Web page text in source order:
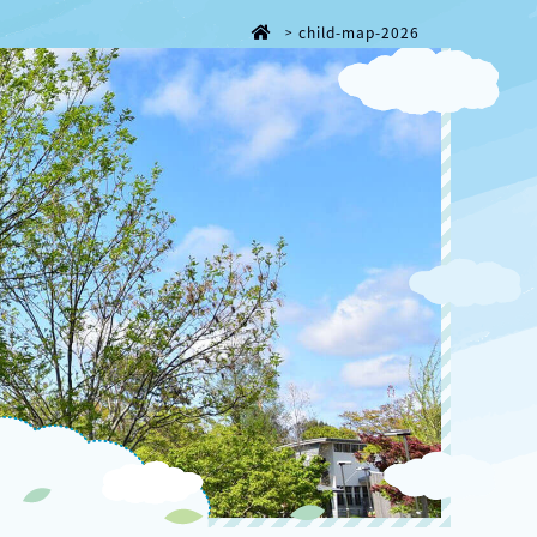
> child-map-2026